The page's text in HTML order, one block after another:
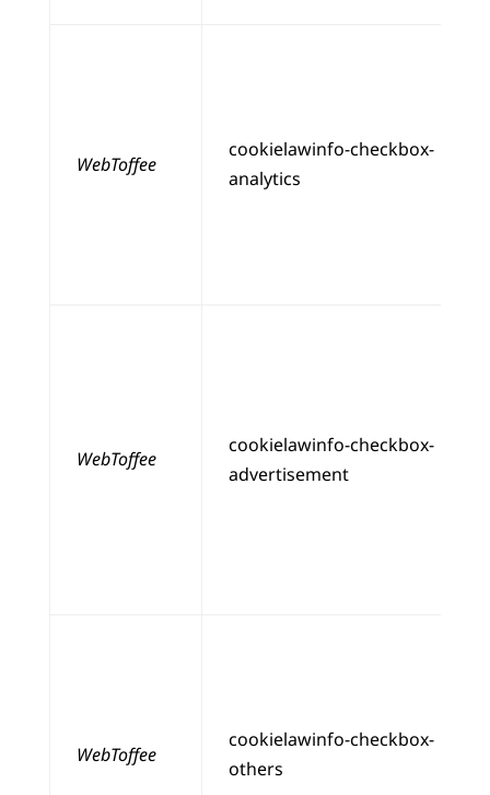
WebToffee
cookielawinfo-checkbox-
analytics
WebToffee
cookielawinfo-checkbox-
advertisement
WebToffee
cookielawinfo-checkbox-
others